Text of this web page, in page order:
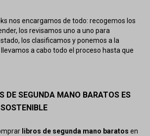
nos encargamos de todo: recogemos los
los revisamos uno a uno para
los clasificamos y ponemos a la
a cabo todo el proceso hasta que
DE SEGUNDA MANO BARATOS ES
libros de segunda mano baratos en